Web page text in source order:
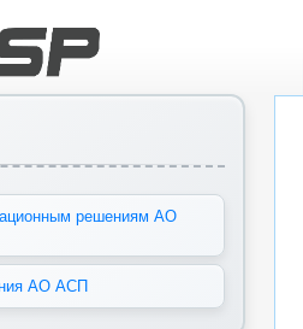
решениям АО
АО АСП